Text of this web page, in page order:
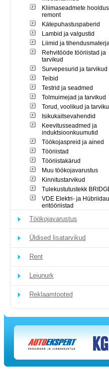
Kliimaseadmete
remont
Kätepuhastuspaberid
Lambid ja valgustid
Liimid ja
Rehvitööde tööriistad ja
tarvikud
Survepesurid ja tarvikud
Teibid
Testrid ja seadmed
Tolmuimejad ja tarvikud
Torud, voolikud ja
Isikukaitsevahendid
Keevitusseadmed ja
induktsioonkuumutid
Töökojaspreid ja ained
Tööriistad
Tööriistakärud
Muu töökojavarustus
Kinnitustarvikud
Tulekustutustekk
VDE Elektri- ja
eritööriistad
Töökojavarustus
Üldised lisatarvikud
Rent
Leiunurk
Reklaamtooted